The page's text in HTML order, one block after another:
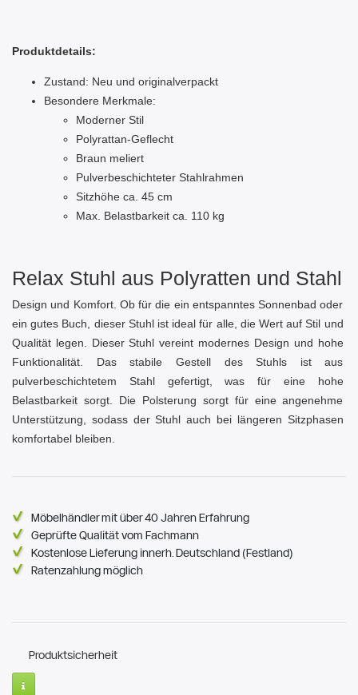
Produktdetails:
Zustand: Neu und originalverpackt
Besondere Merkmale:
Moderner Stil
Polyrattan-Geflecht
Braun meliert
Pulverbeschichteter Stahlrahmen
Sitzhöhe ca. 45 cm
Max. Belastbarkeit ca. 110 kg
Relax Stuhl aus Polyratten und Stahl
Design und Komfort. Ob für die ein entspanntes Sonnenbad oder
ein gutes Buch, dieser Stuhl ist ideal für alle, die Wert auf Stil und
Qualität legen. Dieser Stuhl vereint modernes Design und hohe
Funktionalität. Das stabile Gestell des Stuhls ist aus
pulverbeschichtetem Stahl gefertigt, was für eine hohe
Belastbarkeit sorgt. Die Polsterung sorgt für eine angenehme
Unterstützung, sodass der Stuhl auch bei längeren Sitzphasen
komfortabel bleiben.
Möbelhändler mit über 40 Jahren Erfahrung
Geprüfte Qualität vom Fachmann
Kostenlose Lieferung innerh. Deutschland (Festland)
Ratenzahlung möglich
Produktsicherheit